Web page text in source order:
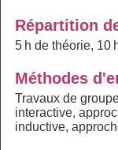
Répartition
5 h de théorie, 10
Méthodes
Travaux de
interactive,
inductive,